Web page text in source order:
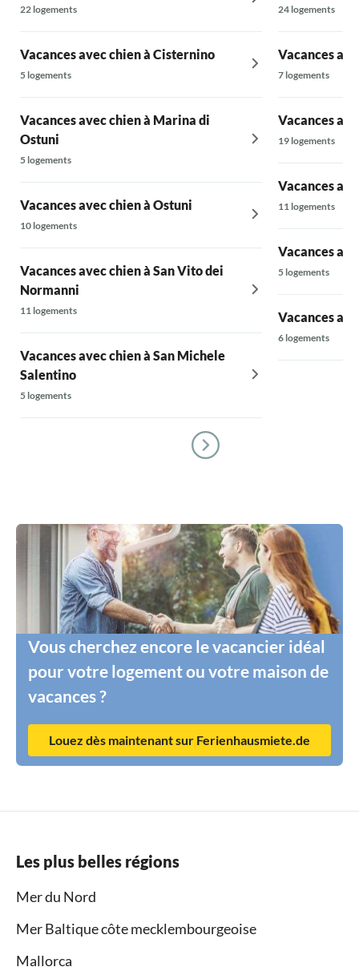
22 logements
Vacances avec chien à Cisternino
5 logements
Vacances avec chien à Marina di
Ostuni
5 logements
Vacances avec chien à Ostuni
10 logements
Vacances avec chien à San Vito dei
Normanni
11 logements
Vacances avec chien à San Michele
Salentino
5 logements
24 logements
Vacances
7 logements
Vacances
19 logements
Vacances
11 logements
Vacances
5 logements
Vacances
6 logements
Vous cherchez encore le vacancier idéal
pour votre logement ou votre maison de
vacances ?
Louez dès maintenant sur Ferienhausmiete.de
Les plus belles régions
Mer du Nord
Mer Baltique côte mecklembourgeoise
Mallorca